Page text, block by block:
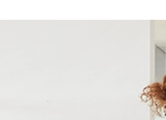
и
России и